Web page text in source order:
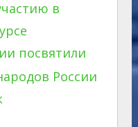
в
посвятили
России